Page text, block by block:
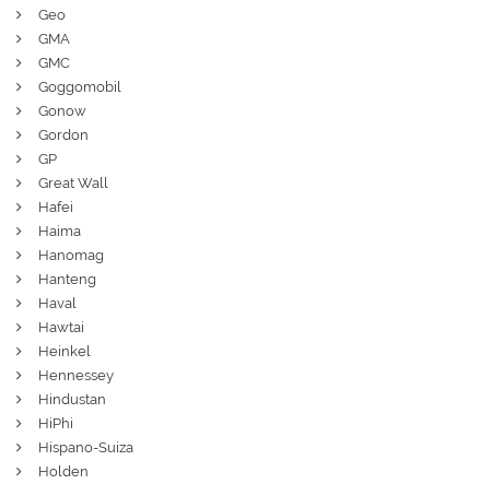
Geo
GMA
GMC
Goggomobil
Gonow
Gordon
GP
Great Wall
Hafei
Haima
Hanomag
Hanteng
Haval
Hawtai
Heinkel
Hennessey
Hindustan
HiPhi
Hispano-Suiza
Holden